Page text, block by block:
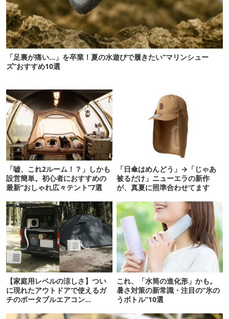
「足裏が痛い…」を卒業！夏の水遊びで履きたい“マリンシュー
ズ”おすすめ10選
「嘘、これ2ルーム！？」しかも
設営簡単。初心者におすすめの
最新“おしゃれ広々テント”7選
「日傘はめんどう」→「じゃあ
被るだけ」ニューエラの新作
が、真夏に照準合わせてます
【家庭用レベルの涼しさ】つい
に現れたアウトドアで使えるガ
チのポータブルエアコン
これ、「水筒の進化形」かも。
暑さ対策の新常識・注目の“氷の
うボトル”10選